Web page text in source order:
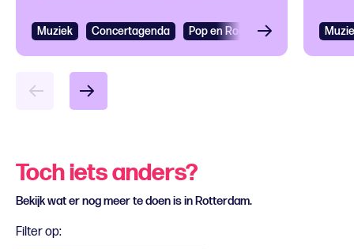
Muziek Concertagenda Pop en Rock
Toch iets anders?
Bekijk wat er nog meer te doen is in Rotterdam.
Filter op: